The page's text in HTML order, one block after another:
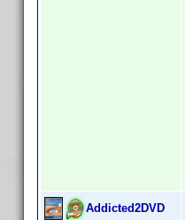
Addicted2DVD